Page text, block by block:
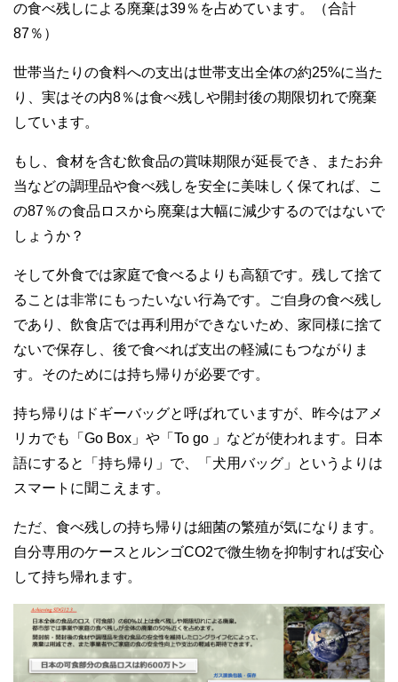
の食べ残しによる廃棄は39％を占めています。（合計
87％）
世帯当たりの食料への支出は世帯支出全体の約25%に当た
り、実はその内8％は食べ残しや開封後の期限切れで廃棄
しています。
もし、食材を含む飲食品の賞味期限が延長でき、またお弁
当などの調理品や食べ残しを安全に美味しく保てれば、こ
の87％の食品ロスから廃棄は大幅に減少するのではないで
しょうか？
そして外食では家庭で食べるよりも高額です。残して捨て
ることは非常にもったいない行為です。ご自身の食べ残し
であり、飲食店では再利用ができないため、家同様に捨て
ないで保存し、後で食べれば支出の軽減にもつながりま
す。そのためには持ち帰りが必要です。
持ち帰りはドギーバッグと呼ばれていますが、昨今はアメ
リカでも「Go Box」や「To go 」などが使われます。日本
語にすると「持ち帰り」で、「犬用バッグ」というよりは
スマートに聞こえます。
ただ、食べ残しの持ち帰りは細菌の繁殖が気になります。
自分専用のケースとルンゴCO2で微生物を抑制すれば安心
して持ち帰れます。